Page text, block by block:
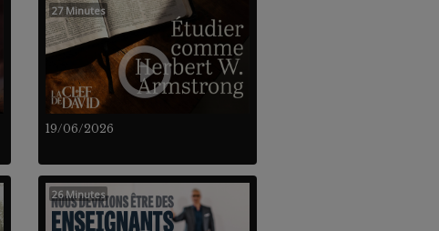
19/06/2026
27 Minutes
26 Minutes